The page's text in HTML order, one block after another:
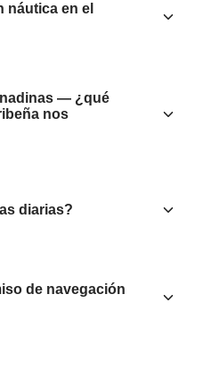
náutica en el
— ¿qué
nos
diarias?
de navegación